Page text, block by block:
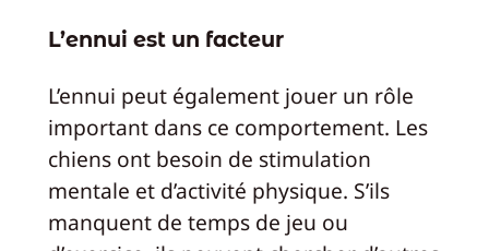
L’ennui est un facteur
L’ennui peut également jouer un rôle
important dans ce comportement. Les
chiens ont besoin de stimulation
mentale et d’activité physique. S’ils
manquent de temps de jeu ou